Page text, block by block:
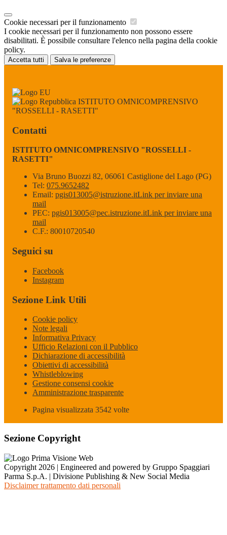
Cookie necessari per il funzionamento
I cookie necessari per il funzionamento non possono essere
disabilitati. È possibile consultare l'elenco nella pagina della cookie
policy.
Accetta tutti Salva le preferenze
ISTITUTO OMNICOMPRENSIVO
"ROSSELLI - RASETTI"
Contatti
ISTITUTO OMNICOMPRENSIVO "ROSSELLI -
RASETTI"
Via Bruno Buozzi 82, 06061 Castiglione del Lago (PG)
Tel: 075.9652482
Email: pgis013005@istruzione.itLink per inviare una
mail
PEC: pgis013005@pec.istruzione.itLink per inviare una
mail
C.F.: 80010720540
Seguici su
Facebook
Instagram
Sezione Link Utili
Cookie policy
Note legali
Informativa Privacy
Ufficio Relazioni con il Pubblico
Dichiarazione di accessibilità
Obiettivi di accessibilità
Whistleblowing
Gestione consensi cookie
Amministrazione trasparente
Pagina visualizzata 3542 volte
Sezione Copyright
Copyright 2026 | Engineered and powered by Gruppo Spaggiari
Parma S.p.A. | Divisione Publishing & New Social Media
Disclaimer trattamento dati personali